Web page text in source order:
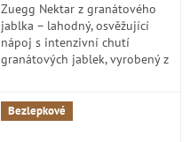
Zuegg Nektar z granátového
jablka – lahodný, osvěžující
nápoj s intenzivní chutí
granátových jablek, vyrobený z
během...
Bezlepkové